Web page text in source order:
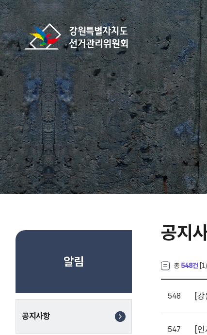
바로가기 메뉴
알림
공지사항
공지
총 548건 [1
548 [
547 [인